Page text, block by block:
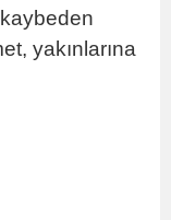
yakınlarına